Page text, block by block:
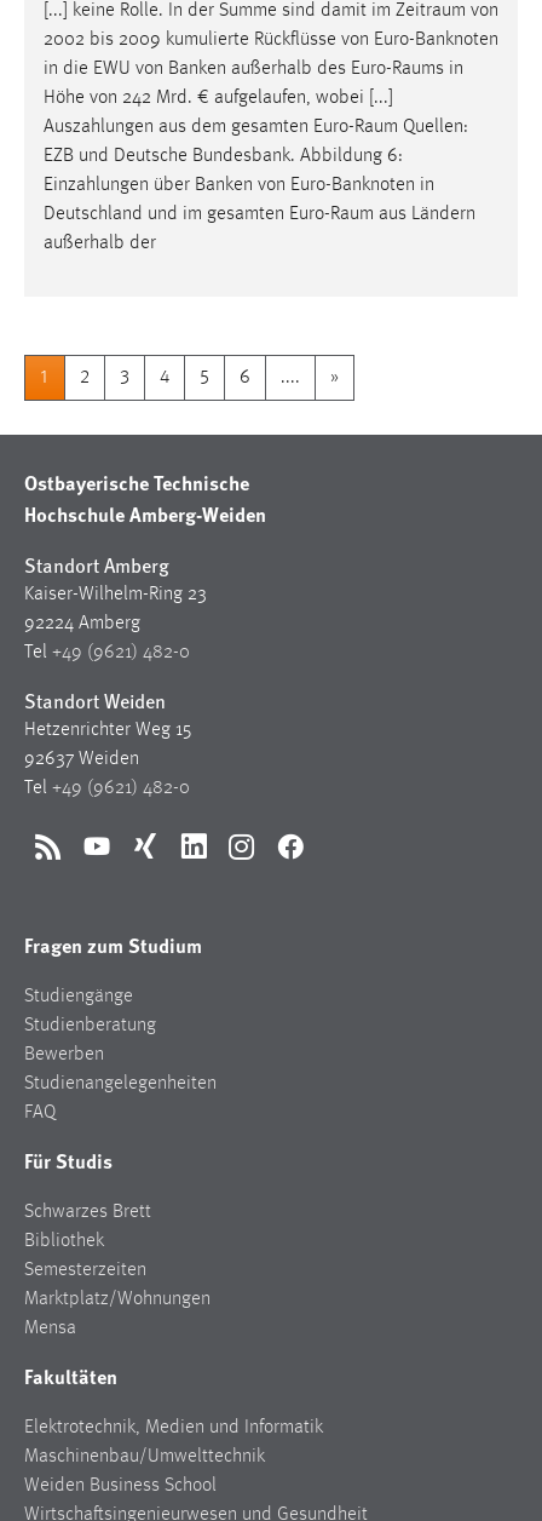
[...] keine Rolle. In der Summe sind damit im Zeitraum von
2002 bis 2009 kumulierte Rückflüsse von Euro-Banknoten
in die EWU von Banken außerhalb des Euro-Raums in
Höhe von 242 Mrd. € aufgelaufen, wobei [...]
Auszahlungen aus dem gesamten Euro-Raum Quellen:
EZB und Deutsche Bundesbank. Abbildung 6:
Einzahlungen über Banken von Euro-Banknoten in
Deutschland und im gesamten Euro-Raum aus Ländern
außerhalb der
1 2 3 4 5 6 .... »
Ostbayerische Technische
Hochschule Amberg-Weiden
Standort Amberg
Kaiser-Wilhelm-Ring 23
92224 Amberg
Tel +49 (9621) 482-0
Standort Weiden
Hetzenrichter Weg 15
92637 Weiden
Tel +49 (9621) 482-0
RSS YouTubeXing LinkedInInstagramFacebook
Fragen zum Studium
Studiengänge
Studienberatung
Bewerben
Studienangelegenheiten
FAQ
Für Studis
Schwarzes Brett
Bibliothek
Semesterzeiten
Marktplatz/Wohnungen
Mensa
Fakultäten
Elektrotechnik, Medien und Informatik
Maschinenbau/Umwelttechnik
Weiden Business School
Wirtschaftsingenieurwesen und Gesundheit